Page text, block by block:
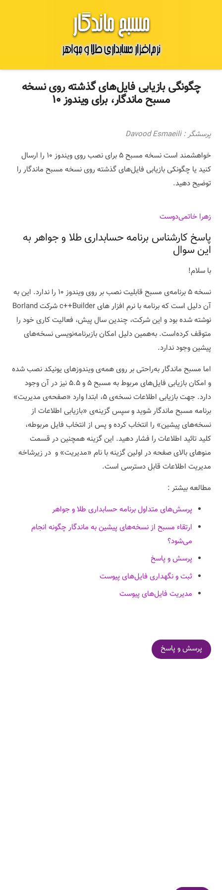
چگونگی بازیابی فایل‌های گذشته روی نسخه
مسبح ماندگار، برای ویندو‌‌‌ز ۱۰
پرسشگر : Davood Esmaeili
خواهشمند است نسخه مسبح ۵ برای نصب روی ویندوز ۱۰ را ارسال
کنید یا چگونکی بازیابی فایل‌های گذشته روی نسخه مسبح ماندگار را
توضیح دهید.
زهرا خاتمی‌دوست
پاسخ کارشناس برنامه حسابداری طلا و جواهر به
این سوال
با سلام!
نسخه ۵ برنامه‌ی مسبح قابلیت نصب بر روی ویندوز ۱۰ را ندارد. این به
آن دلیل است که برنامه با نرم افزار های c++Builder شرکت Borland
نوشته شده بود و این شرکت، چندین سال پیش، فعالیت کاری خود را
متوقف کرده‌است. به‌همین دلیل امکان بازبرنامه‌نویسی نسخه‌های
پیشین وجود ندارد.
اما مسبح ماندگار به‌راحتی بر روی همه‌ی ویندوزهای یونیکد نصب شده
و امکان بازیابی فایل‌های مربوط به مسبح ۵ و ۵.۵ نیز در آن وجود
دارد. جهت بازیابی اطلاعات نسخه‌ی ۵، ابتدا وارد «صفحه‌ی مدیریت»
برنامه مسبح‌ ماندگار شوید و سپس گزینه‌ی «بازیابی اطلاعات از
نسخه‌های پیشین» را انتخاب کرده و پس از انتخاب فایل مربوطه،
کلید تائید اطلاعات را فشار دهید. این گزینه همچنین در قسمت
منوهای بالای صفحه در اولین گزینه با نام «مدیریت» و در زیرشاخه
مدیریت اطلاعات قابل دسترسی است.
مطالعه بیشتر :
پرسش‌های متداول برنامه حسابداری طلا و جواهر
ارتقاء مسبح از نسخه‌های پیشین به ماندگار چگونه انجام
می‌شود؟
پرسش و پاسخ
ثبت و نگهداری فایل‌های پیوست
مدیریت فایل‌های پیوست
پرسش و پاسخ